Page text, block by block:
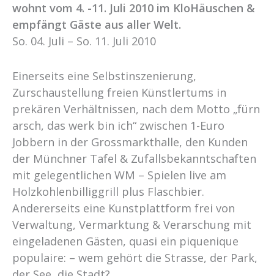
wohnt vom 4. -11. Juli 2010 im KloHäuschen &
empfängt Gäste aus aller Welt.
So. 04. Juli – So. 11. Juli 2010
Einerseits eine Selbstinszenierung,
Zurschaustellung freien Künstlertums in
prekären Verhältnissen, nach dem Motto „fürn
arsch, das werk bin ich“ zwischen 1-Euro
Jobbern in der Grossmarkthalle, den Kunden
der Münchner Tafel & Zufallsbekanntschaften
mit gelegentlichen WM – Spielen live am
Holzkohlenbilliggrill plus Flaschbier.
Andererseits eine Kunstplattform frei von
Verwaltung, Vermarktung & Verarschung mit
eingeladenen Gästen, quasi ein piquenique
populaire: – wem gehört die Strasse, der Park,